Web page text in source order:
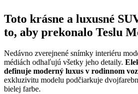
Toto krásne a luxusné
to, aby prekonalo Teslu
Nedávno zverejnené snímky interiéru
médiách odhaľujú všetky jeho detaily.
definuje moderný luxus v rodinnom
exkluzivitu modelu podčiarkuje
bielej farbe.